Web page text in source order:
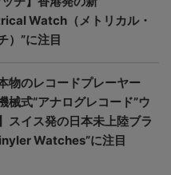
Watch（メトリカル・
）”に注目
物のレコードプレーヤー
械式“アナログレコード”ウ
スイス発の日本未上陸ブラ
Watches”に注目